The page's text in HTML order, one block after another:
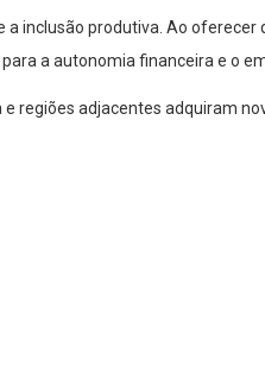
a inclusão produtiva. Ao
a autonomia financeira e o
regiões adjacentes adquiram